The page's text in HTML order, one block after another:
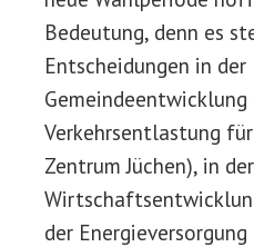
Bedeutung, denn es
Entscheidungen in der
Verkehrsentlastung
Zentrum Jüchen), in der
der Energieversorgung